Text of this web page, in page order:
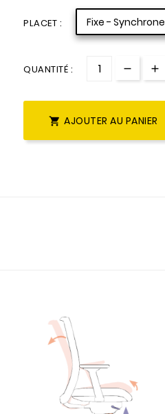
PLACET : Fixe - Synchrone
QUANTITÉ :
 AJOUTER AU PANIER